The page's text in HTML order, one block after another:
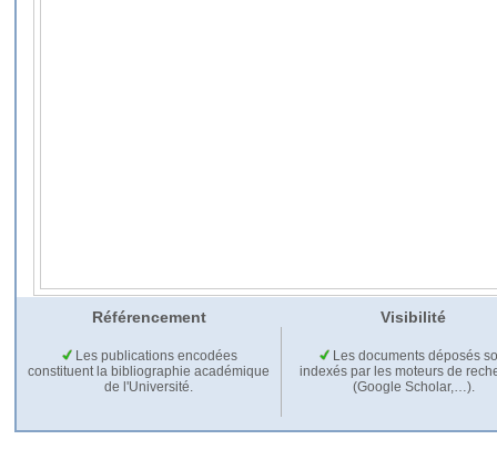
Référencement Visibilité
Les publications encodées
constituent la bibliographie académique
de l'Université.
Les documents déposés
indexés par les moteurs de
(Google Scholar,…).